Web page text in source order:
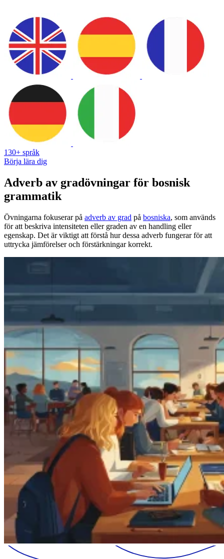
130+ språk
Börja lära dig
Adverb av gradövningar för bosnisk
grammatik
Övningarna fokuserar på adverb av grad på bosniska, som används
för att beskriva intensiteten eller graden av en handling eller
egenskap. Det är viktigt att förstå hur dessa adverb fungerar för att
uttrycka jämförelser och förstärkningar korrekt.